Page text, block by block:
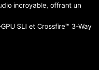
incroyable, offrant un
SLI et Crossfire™ 3-Way